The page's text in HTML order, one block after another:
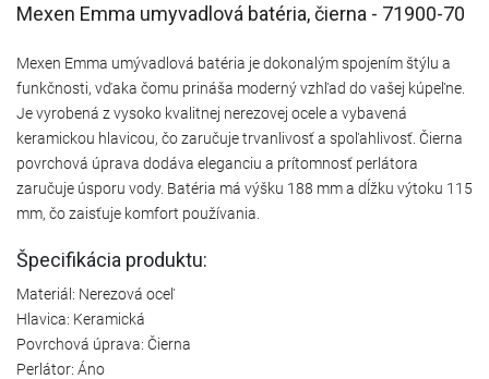
Mexen Emma umyvadlová batéria, čierna - 71900-70
Mexen Emma umývadlová batéria je dokonalým spojením štýlu a
funkčnosti, vďaka čomu prináša moderný vzhľad do vašej kúpeľne.
Je vyrobená z vysoko kvalitnej nerezovej ocele a vybavená
keramickou hlavicou, čo zaručuje trvanlivosť a spoľahlivosť. Čierna
povrchová úprava dodáva eleganciu a prítomnosť perlátora
zaručuje úsporu vody. Batéria má výšku 188 mm a dĺžku výtoku 115
mm, čo zaisťuje komfort používania.
Špecifikácia produktu:
Materiál: Nerezová oceľ
Hlavica: Keramická
Povrchová úprava: Čierna
Perlátor: Áno